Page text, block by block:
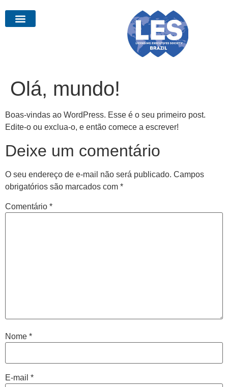
Olá, mundo!
Boas-vindas ao WordPress. Esse é o seu primeiro post.
Edite-o ou exclua-o, e então comece a escrever!
Deixe um comentário
O seu endereço de e-mail não será publicado. Campos
obrigatórios são marcados com *
Comentário *
Nome *
E-mail *